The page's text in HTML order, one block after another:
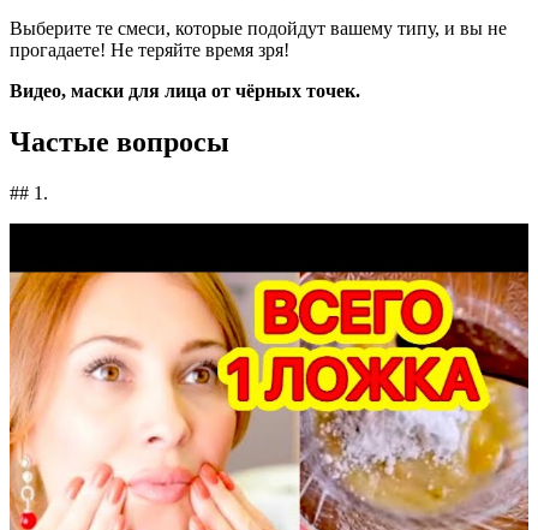
Выберите те смеси, которые подойдут вашему типу, и вы не
прогадаете! Не теряйте время зря!
Видео, маски для лица от чёрных точек.
Частые вопросы
## 1.